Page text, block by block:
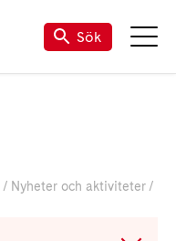
Sök
Nyheter och aktiviteter